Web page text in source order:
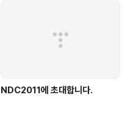
NDC2011에 초대합니다.